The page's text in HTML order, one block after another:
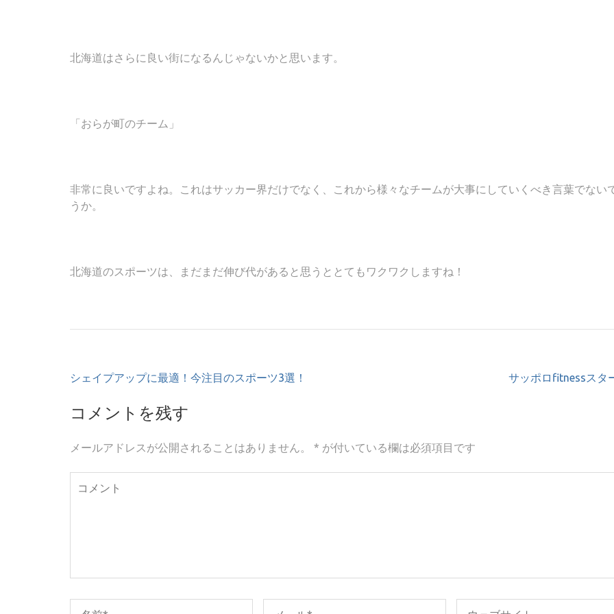
北海道はさらに良い街になるんじゃないかと思います。
「おらが町のチーム」
非常に良いですよね。これはサッカー界だけでなく、これから様々なチームが大事にしていくべき言葉でない
うか。
北海道のスポーツは、まだまだ伸び代があると思うととてもワクワクしますね！
投
ナ
ゲ
シ
ョ
シェイプアップに最適！今注目のスポーツ3選！ サッポロfitnessスタ
コメントを残す
メールアドレスが公開されることはありません。 * が付いている欄は必須項目です